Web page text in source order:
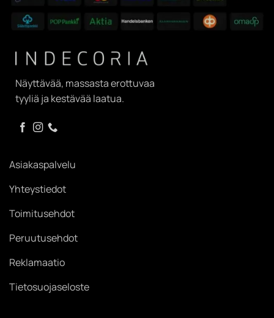
Näyttävää, massasta erottuvaa
tyyliä ja kestävää laatua.
Asiakaspalvelu
Yhteystiedot
Toimitusehdot
Peruutusehdot
Reklamaatio
Tietosuojaseloste